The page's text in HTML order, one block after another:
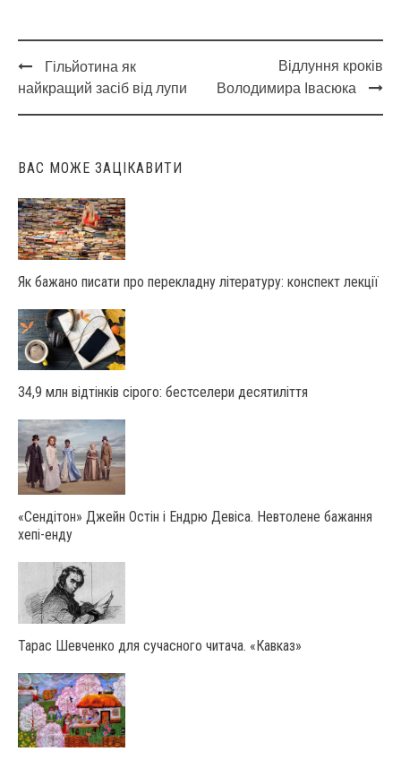
Post
navigation
Гільйотина як
найкращий засіб від лупи
Відлуння кроків
Володимира Івасюка
ВАС МОЖЕ ЗАЦІКАВИТИ
Як бажано писати про перекладну літературу: конспект лекції
34,9 млн відтінків сірого: бестселери десятиліття
«Сендітон» Джейн Остін і Ендрю Девіса. Невтолене бажання
хепі-енду
Тарас Шевченко для сучасного читача. «Кавказ»